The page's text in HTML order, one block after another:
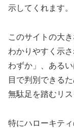
示してくれます。
このサイトの大
わかりやすく示
わずか」、ある
目で判別できる
無駄足を踏むリ
特にハローキテ